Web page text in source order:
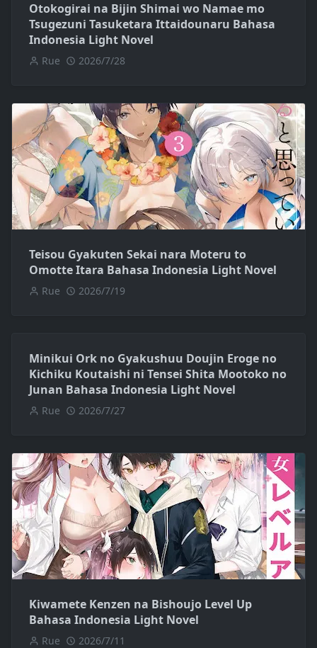
Otokogirai na Bijin Shimai wo Namae mo
Tsugezuni Tasuketara Ittaidounaru Bahasa
Indonesia Light Novel
Rue 2026/7/28
Teisou Gyakuten Sekai nara Moteru to
Omotte Itara Bahasa Indonesia Light Novel
Rue 2026/7/19
Minikui Ork no Gyakushuu Doujin Eroge no
Kichiku Koutaishi ni Tensei Shita Mootoko no
Junan Bahasa Indonesia Light Novel
Rue 2026/7/27
Kiwamete Kenzen na Bishoujo Level Up
Bahasa Indonesia Light Novel
Rue 2026/7/11